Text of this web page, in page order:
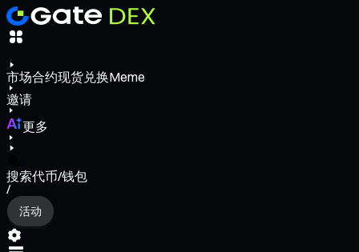
市场合约现货兑换Meme
邀请
更多
搜索代币/钱包
/
活动